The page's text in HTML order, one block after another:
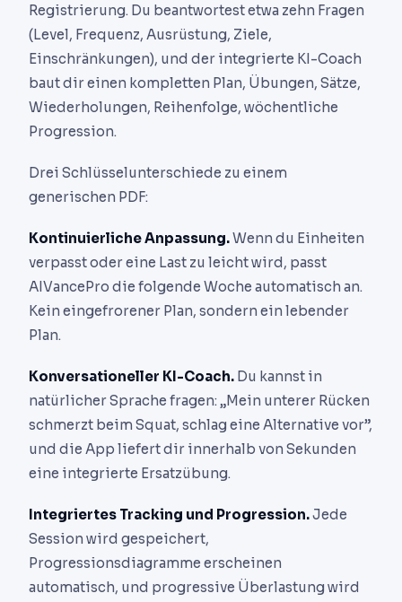
Registrierung. Du beantwortest etwa zehn Fragen
(Level, Frequenz, Ausrüstung, Ziele,
Einschränkungen), und der integrierte KI-Coach
baut dir einen kompletten Plan, Übungen, Sätze,
Wiederholungen, Reihenfolge, wöchentliche
Progression.
Drei Schlüsselunterschiede zu einem
generischen PDF:
Kontinuierliche Anpassung.Wenn du Einheiten
verpasst oder eine Last zu leicht wird, passt
AIVancePro die folgende Woche automatisch an.
Kein eingefrorener Plan, sondern ein lebender
Plan.
Konversationeller KI-Coach. Du kannst in
natürlicher Sprache fragen: „Mein unterer Rücken
schmerzt beim Squat, schlag eine Alternative vor”,
und die App liefert dir innerhalb von Sekunden
eine integrierte Ersatzübung.
Integriertes Tracking und Progression.Jede
Session wird gespeichert,
Progressionsdiagramme erscheinen
automatisch, und progressive Überlastung wird